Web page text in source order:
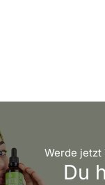
Werde
Du